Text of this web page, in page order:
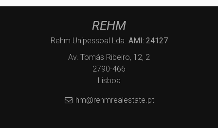
REHM
Rehm Unipessoal Lda. AMI: 24127
Av. Tomás Ribeiro, 12, 2
2790-466
Lisboa
hm@rehmrealestate.pt